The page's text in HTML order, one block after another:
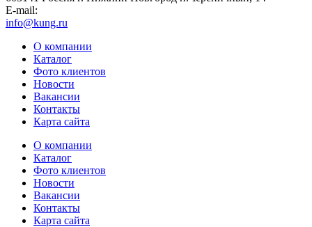
E-mail:
info@kung.ru
О компании
Каталог
Фото клиентов
Новости
Вакансии
Контакты
Карта сайта
О компании
Каталог
Фото клиентов
Новости
Вакансии
Контакты
Карта сайта